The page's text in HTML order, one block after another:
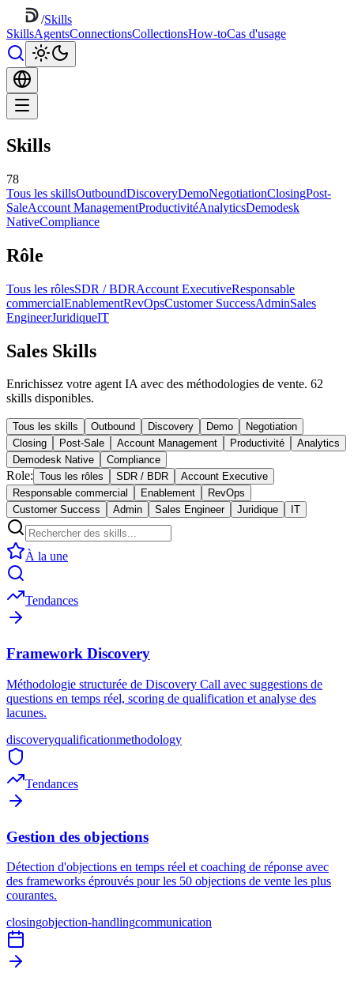
/Skills
SkillsAgentsConnectionsCollectionsHow-toCas d'usage
Skills
78
Tous les skillsOutboundDiscoveryDemoNegotiationClosingPost-
SaleAccount ManagementProductivitéAnalyticsDemodesk
NativeCompliance
Rôle
Tous les rôlesSDR / BDRAccount ExecutiveResponsable
commercialEnablementRevOpsCustomer SuccessAdminSales
EngineerJuridiqueIT
Sales Skills
Enrichissez votre agent IA avec des méthodologies de vente. 62
skills disponibles.
Tous les skills Outbound Discovery Demo
Negotiation
Closing
Post-Sale Account Management Productivité
Analytics
Demodesk Native
Compliance
Role: Tous les rôles SDR / BDR
Account Executive
Responsable commercial
Enablement
RevOps
Customer Success
Admin Sales Engineer Juridique IT
À la une
Tendances
Framework Discovery
Méthodologie structurée de Discovery Call avec suggestions de
questions en temps réel, scoring de qualification et analyse des
lacunes.
discoveryqualificationmethodology
Tendances
Gestion des objections
Détection d'objections en temps réel et coaching de réponse avec
des frameworks éprouvés pour les 50 objections de vente les plus
courantes.
closingobjection-handlingcommunication